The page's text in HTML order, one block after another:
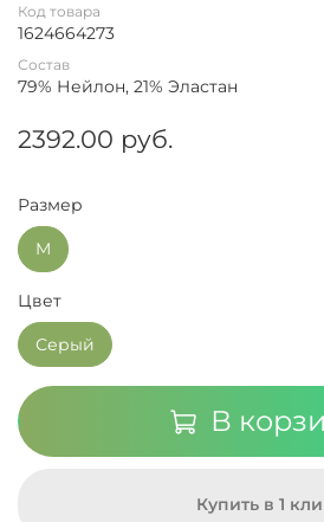
Код товара
1624664273
Состав
79% Нейлон, 21% Эластан
2392.00 руб.
В
Купить в 1
Размер
M
Цвет
Серый